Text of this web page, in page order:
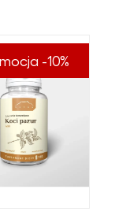
-10%